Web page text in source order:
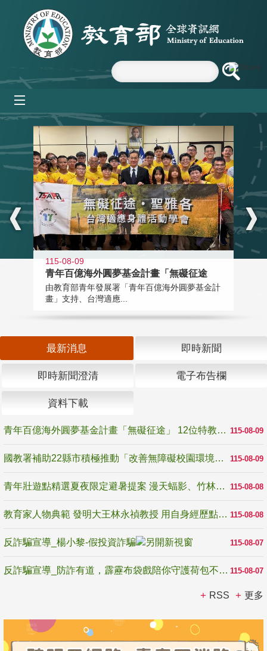
跳到主要內容區塊
:::
115-08-09
青年百億海外圓夢基金計畫「無礙征途
由教育部青年發展署「青年百億海外圓夢基金計
畫」支持、台灣適應...
最新消息 即時新聞
即時新聞澄清 電子布告欄
資料下載
115-08-09
青年百億海外圓夢基金計畫「無礙征途」 12位特教與弱勢青年勇闖西班牙 跨越感官限制見證生命蛻變
115-08-09
國教署補助22縣市積極推動「改善無障礙校園環境計畫」 打造友善、安全、無礙學習空間
115-08-08
青年壯遊點精選夏夜限定避暑提案 漫天蝠影、竹林尋蛙、茶香夜觀 邀青年暮色出發
115-08-08
教育家人物典範 發明大王林永禎教授 用自身經歷點亮學生的路
115-08-07
反詐騙宣導_楊小黎-假投資詐騙
115-08-07
反詐騙宣導_防詐有道，霹靂布袋戲陪你守護荷包不受騙
RSS 更多